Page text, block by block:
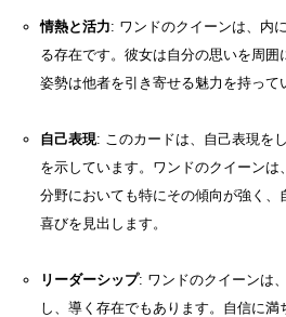
情熱と活力: ワンドのクイーンは、内
る存在です。彼女は自分の思いを周
姿勢は他者を引き寄せる魅力を持って
自己表現: このカードは、自己表現を
を示しています。ワンドのクイーン
分野においても特にその傾向が強く、
喜びを見出します。
リーダーシップ: ワンドのクイーンは
し、導く存在でもあります。自信に